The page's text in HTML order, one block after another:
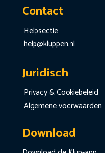
Contact
Helpsectie
help@kluppen.nl
Juridisch
Privacy & Cookiebeleid
Algemene voorwaarden
Download